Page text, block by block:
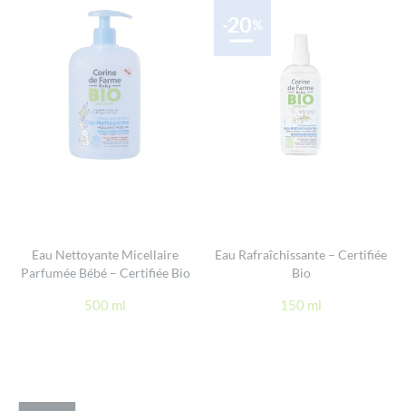
Eau Nettoyante Micellaire
Parfumée Bébé – Certifiée Bio
500 ml
Eau Rafraîchissante – Certifiée
Bio
150 ml